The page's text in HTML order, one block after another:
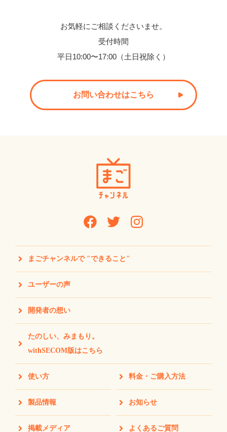
お気軽にご相談くださいませ。
受付時間
平日10:00〜17:00（土日祝除く）
お問い合わせはこちら
まごチャンネルで "できること"
ユーザーの声
開発者の想い
たのしい、みまもり。
withSECOM版はこちら
使い方 料金・ご購入方法
製品情報 お知らせ
掲載メディア よくあるご質問